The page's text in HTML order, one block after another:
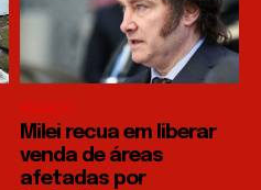
MUNDO
Milei recua em liberar
venda de áreas
afetadas por